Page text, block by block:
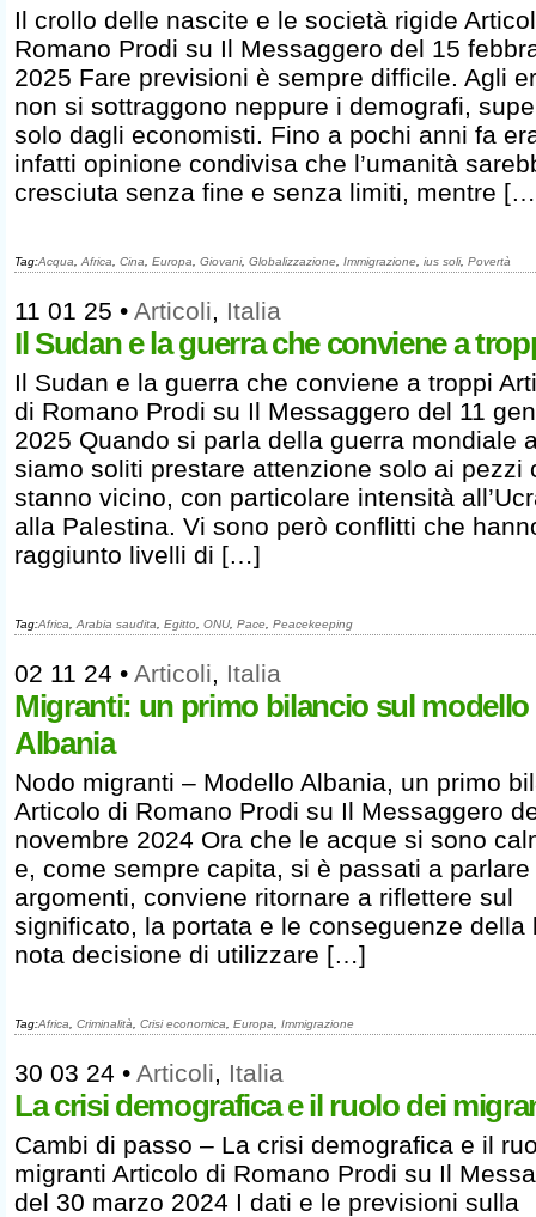
Il crollo delle nascite e le società rigide
Romano Prodi su Il Messaggero del 15
2025 Fare previsioni è sempre difficile. Agli
non si sottraggono neppure i demografi,
solo dagli economisti. Fino a pochi anni fa
infatti opinione condivisa che l’umanità
cresciuta senza fine e senza limiti, mentre
Tag:Acqua Africa Cina Europa Giovani, Globalizzazione Immigrazione ius soli, Povertà
11 01 25 • Articoli, Italia
Il Sudan e la guerra che conviene a
Il Sudan e la guerra che conviene a troppi
di Romano Prodi su Il Messaggero del 11
2025 Quando si parla della guerra mondiale
siamo soliti prestare attenzione solo ai pezzi
stanno vicino, con particolare intensità
alla Palestina. Vi sono però conflitti che
raggiunto livelli di […]
Tag:Africa Arabia saudita Egitto ONU, Pace Peacekeeping
02 11 24 • Articoli, Italia
Migranti: un primo bilancio sul modello
Albania
Nodo migranti – Modello Albania, un primo
Articolo di Romano Prodi su Il Messaggero
novembre 2024 Ora che le acque si sono
e, come sempre capita, si è passati a
argomenti, conviene ritornare a riflettere sul
significato, la portata e le conseguenze della
nota decisione di utilizzare […]
Tag:Africa Criminalità Crisi economica Europa Immigrazione
30 03 24 • Articoli, Italia
La crisi demografica e il ruolo dei
Cambi di passo – La crisi demografica e il
migranti Articolo di Romano Prodi su Il
del 30 marzo 2024 I dati e le previsioni sulla